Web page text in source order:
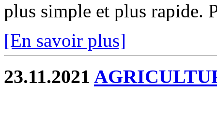
plus simple et plus rapide.
[En savoir plus]
23.11.2021